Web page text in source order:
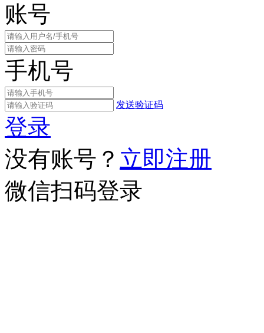
账号
手机号
发送验证码
登录
没有账号？ 立即注册
微信扫码登录